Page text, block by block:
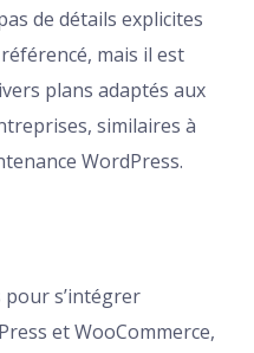
de détails explicites
mais il est
plans adaptés aux
similaires à
WordPress.
pour s’intégrer
et WooCommerce,